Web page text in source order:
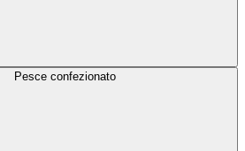
Pesce confezionato